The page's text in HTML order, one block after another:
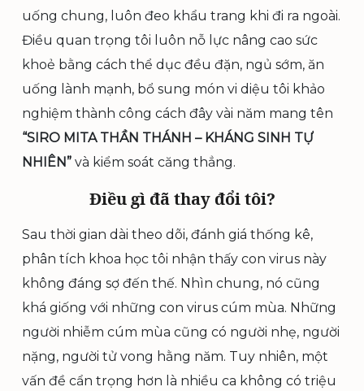
uống chung, luôn đeo khẩu trang khi đi ra ngoài.
Điều quan trọng tôi luôn nỗ lực nâng cao sức
khoẻ bằng cách thể dục đều đặn, ngủ sớm, ăn
uống lành mạnh, bổ sung món vi diệu tôi khảo
nghiệm thành công cách đây vài năm mang tên
“SIRO MITA THẦN THÁNH – KHÁNG SINH TỰ
NHIÊN” và kiểm soát căng thẳng.
Điều gì đã thay đổi tôi?
Sau thời gian dài theo dõi, đánh giá thống kê,
phân tích khoa học tôi nhận thấy con virus này
không đáng sợ đến thế. Nhìn chung, nó cũng
khá giống với những con virus cúm mùa. Những
người nhiễm cúm mùa cũng có người nhẹ, người
nặng, người tử vong hằng năm. Tuy nhiên, một
vấn đề cẩn trọng hơn là nhiều ca không có triệu